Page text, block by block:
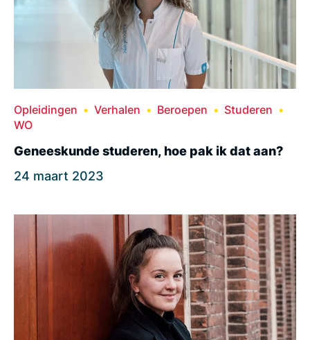
Opleidingen Verhalen Beroepen
Studeren
WO
Geneeskunde studeren, hoe pak ik dat aan?
24 maart 2023